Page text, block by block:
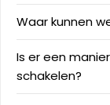
Waar kunnen
Is er een
schakelen?